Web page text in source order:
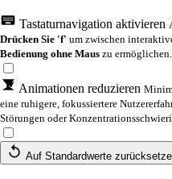
Tastaturnavigation aktivieren
Drücken Sie 'f' um zwischen
Bedienung ohne Maus zu ermöglichen.
Animationen reduzieren
eine ruhigere, fokussiertere
Störungen oder
Auf Standardwerte